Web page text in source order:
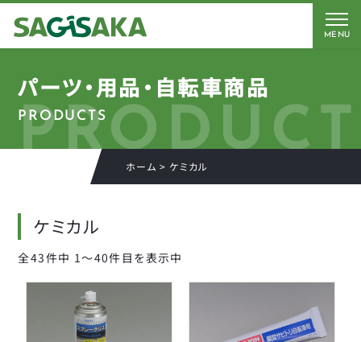
MENU
CATEGORY
自転車
電動アシスト車パーツ
ペダル
サドルパーツ
BRAND
FORCE
AMERICAN EAGLE
Coleman
YSD
エール
オージーケーカブト
BICYCLE
Coleman
AMERICAN EAGLE
サギサカオリジナル
CLOSE
パーツ・用品・自転車商品
PRODUCTS
ホーム > ケミカル
ケミカル
全43件中 1〜40件目を表示中